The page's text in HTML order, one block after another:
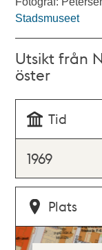
Stadsmuseet
Utsikt från
öster
Tid
1969
Plats